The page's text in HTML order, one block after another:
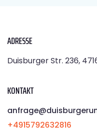
ADRESSE
Duisburger Str. 236,
KONTAKT
+4915792632816